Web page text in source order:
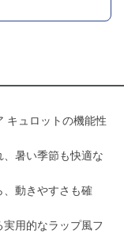
キュロットの機能性
暑い季節も快適な
、動きやすさも確
用的なラップ風フ